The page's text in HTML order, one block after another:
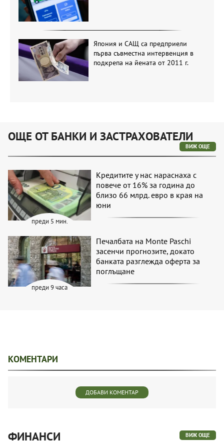
Япония и САЩ са предприели
първа съвместна интервенция в
подкрепа на йената от 2011 г.
ОЩЕ ОТ БАНКИ И ЗАСТРАХОВАТЕЛИ
ВИЖ ОЩЕ
преди 5 мин.
Кредитите у нас нараснаха с
повече от 16% за година до
близо 66 млрд. евро в края на
юни
преди 9 часа
Печалбата на Monte Paschi
засенчи прогнозите, докато
банката разглежда оферта за
поглъщане
КОМЕНТАРИ
ДОБАВИ КОМЕНТАР
ФИНАНСИ ВИЖ ОЩЕ